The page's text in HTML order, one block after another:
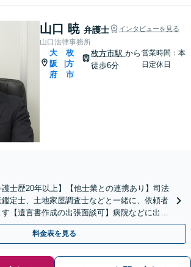
山口 暁 弁護士 インタビューを見る
山口法律事務所
大
阪
府
|
枚
方
市
枚方市駅 から
徒歩6分
営業時間：本
日定休日
護士歴20年以上】【他士業との連携あり】司法
定士、土地家屋調査士などと一緒に、依頼者
【遺言書作成の出張面談可】病院などに出張
び、対応します【枚方市駅6分】
料金表を見る